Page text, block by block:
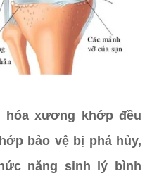
xương khớp đều
bảo vệ bị phá hủy,
năng sinh lý bình